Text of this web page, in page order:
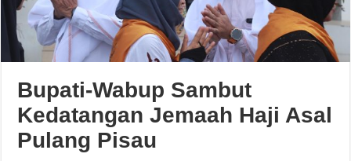
Bupati-Wabup Sambut
Kedatangan Jemaah Haji Asal
Pulang Pisau